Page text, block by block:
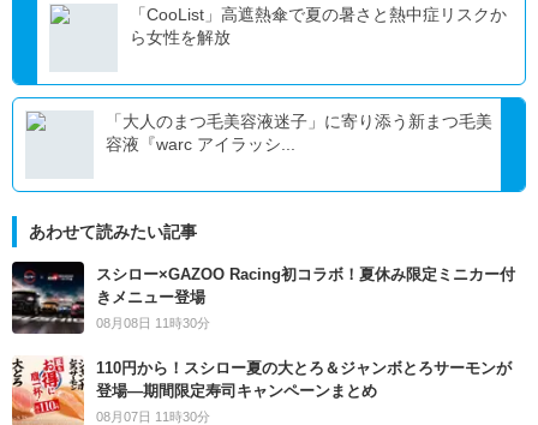
「CooList」高遮熱傘で夏の暑さと熱中症リスクか
ら女性を解放
「大人のまつ毛美容液迷子」に寄り添う新まつ毛美
容液『warc アイラッシ...
あわせて読みたい記事
スシロー×GAZOO Racing初コラボ！夏休み限定ミニカー付
きメニュー登場
08月08日 11時30分
110円から！スシロー夏の大とろ＆ジャンボとろサーモンが
登場―期間限定寿司キャンペーンまとめ
08月07日 11時30分